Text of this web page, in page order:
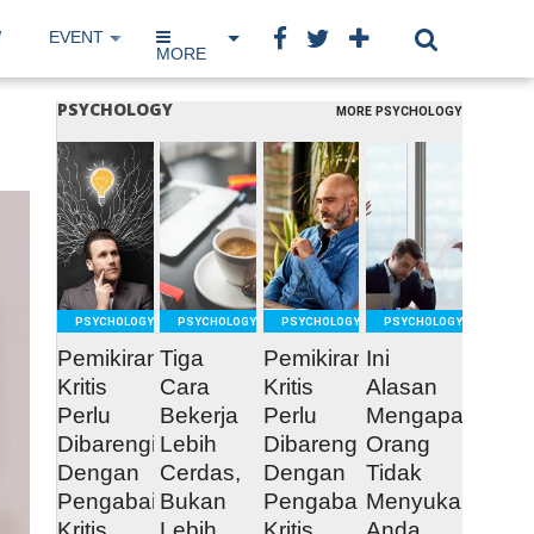
EVENT IP NETWORK
BOOK
MORE
PSYCHOLOGY MORE PSYCHOLOGY
READ
MORE
PSYCHOLOGY
Pemikiran
Kritis
Perlu
Dibarengi
Dengan
Pengabaian
READ
MORE
PSYCHOLOGY
Tiga
Cara
Bekerja
Lebih
Cerdas,
Bukan
READ
MORE
PSYCHOLOGY
Pemikiran
Kritis
Perlu
Dibarengi
Dengan
Pengabaian
MORE
PSYCHOLOGY
Ini
Alasan
Mengapa
Orang
Tidak
Menyukai